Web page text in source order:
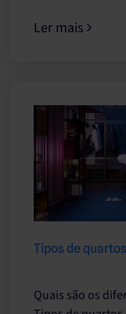
Ler mais
Tipos de
Quais são os